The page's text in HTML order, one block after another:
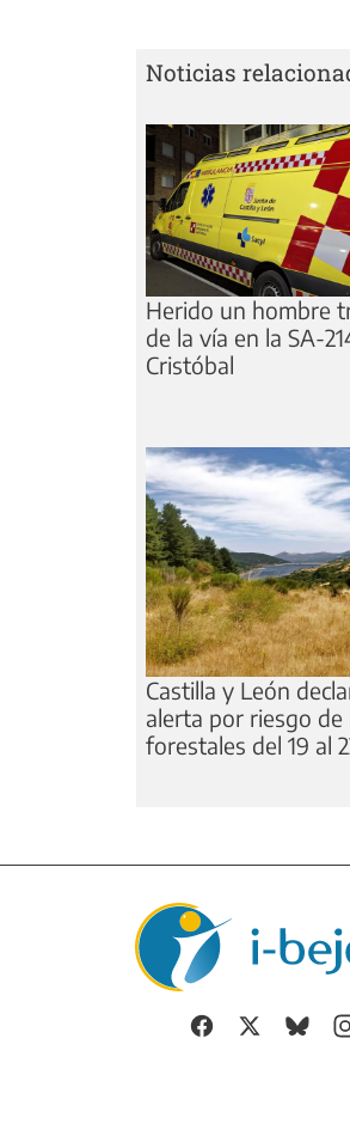
Noticias
Herido un hombre
de la vía en la SA-
Cristóbal
Castilla y León
alerta por riesgo de
forestales del 19 al